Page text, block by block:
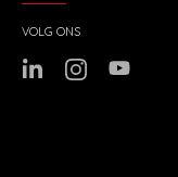
VOLG ONS